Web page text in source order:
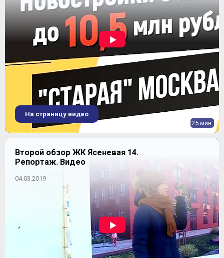
25 мин.
На страницу видео
Второй обзор ЖК Ясеневая 14.
Репортаж. Видео
04.03.2019